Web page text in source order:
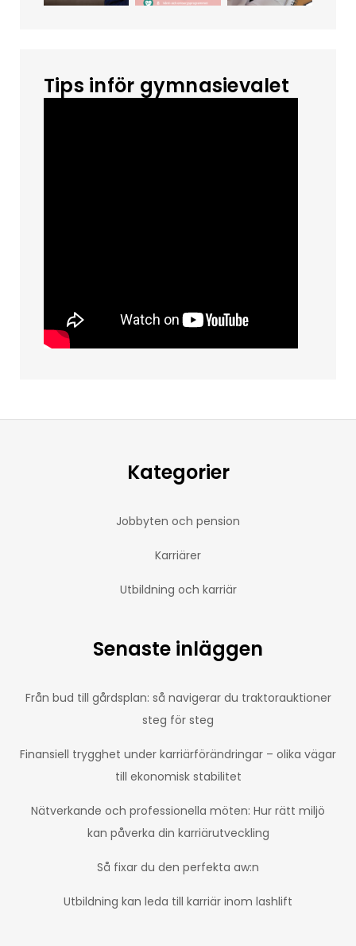
Tips inför gymnasievalet
Kategorier
Jobbyten och pension
Karriärer
Utbildning och karriär
Senaste inläggen
Från bud till gårdsplan: så navigerar du traktorauktioner
steg för steg
Finansiell trygghet under karriärförändringar – olika vägar
till ekonomisk stabilitet
Nätverkande och professionella möten: Hur rätt miljö
kan påverka din karriärutveckling
Så fixar du den perfekta aw:n
Utbildning kan leda till karriär inom lashlift